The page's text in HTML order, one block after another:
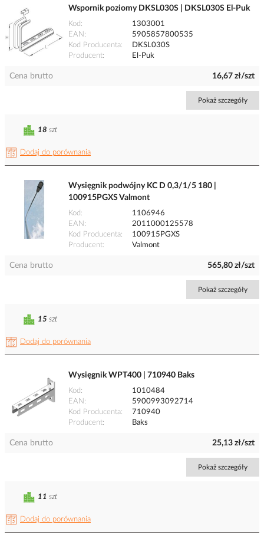
Wspornik poziomy DKSL030S | DKSL030S El-Puk
Kod
1303001
EAN
5905857800535
Kod Producenta
DKSL030S
Producent
El-Puk
Cena brutto 16,67 zł/szt
Pokaż szczegóły
Dodaj do porównania
18 szt
Wysięgnik podwójny KC D 0,3/1/5 180 |
100915PGXS Valmont
Kod
1106946
EAN
2011000125578
Kod Producenta
100915PGXS
Producent
Valmont
Cena brutto 565,80 zł/szt
Pokaż szczegóły
Dodaj do porównania
15 szt
Wysięgnik WPT400 | 710940 Baks
Kod
1010484
EAN
5900993092714
Kod Producenta
710940
Producent
Baks
Cena brutto 25,13 zł/szt
Pokaż szczegóły
Dodaj do porównania
11 szt